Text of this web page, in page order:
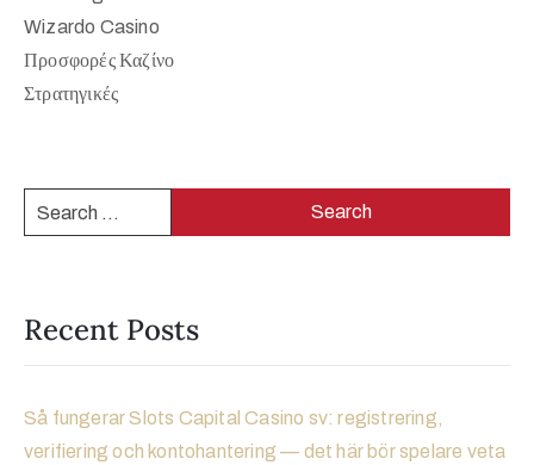
Wizardo Casino
Προσφορές Καζίνο
Στρατηγικές
Recent Posts
Så fungerar Slots Capital Casino sv: registrering,
verifiering och kontohantering — det här bör spelare veta